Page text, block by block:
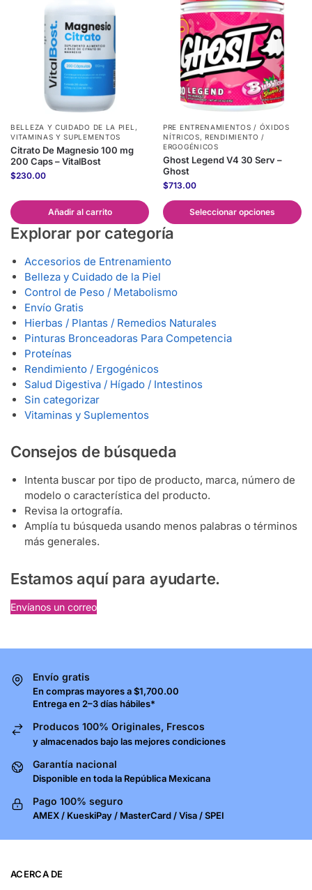
BELLEZA Y CUIDADO DE LA PIEL ,
VITAMINAS Y SUPLEMENTOS
Citrato De Magnesio 100 mg
200 Caps – VitalBost
$230.00
Añadir al carrito
PRE ENTRENAMIENTOS / ÓXIDOS
NÍTRICOS,RENDIMIENTO /
ERGOGÉNICOS
Ghost Legend V4 30 Serv –
Ghost
$713.00
Seleccionar opciones
Explorar por categoría
Accesorios de Entrenamiento
Belleza y Cuidado de la Piel
Control de Peso / Metabolismo
Envío Gratis
Hierbas / Plantas / Remedios Naturales
Pinturas Bronceadoras Para Competencia
Proteínas
Rendimiento / Ergogénicos
Salud Digestiva / Hígado / Intestinos
Sin categorizar
Vitaminas y Suplementos
Consejos de búsqueda
Intenta buscar por tipo de producto, marca, número de
modelo o característica del producto.
Revisa la ortografía.
Amplía tu búsqueda usando menos palabras o términos
más generales.
Estamos aquí para ayudarte.
Envíanos un correo
Envío gratis
En compras mayores a $1,700.00
Entrega en 2–3 días hábiles*
Producos 100% Originales, Frescos
y almacenados bajo las mejores condiciones
Garantía nacional
Disponible en toda la República Mexicana
Pago 100% seguro
AMEX / KueskiPay / MasterCard / Visa / SPEI
ACERCA DE